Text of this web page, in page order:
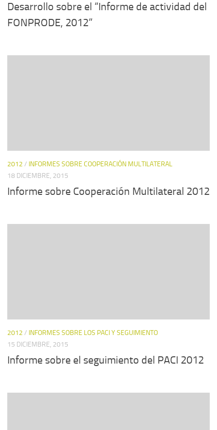
Desarrollo sobre el “Informe de actividad del
FONPRODE, 2012”
2012 / INFORMES SOBRE COOPERACIÓN MULTILATERAL
18 DICIEMBRE, 2015
Informe sobre Cooperación Multilateral 2012
2012 / INFORMES SOBRE LOS PACI Y SEGUIMIENTO
15 DICIEMBRE, 2015
Informe sobre el seguimiento del PACI 2012